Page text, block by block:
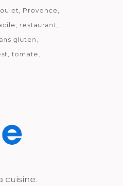
Provence
restaurant
gluten
tomate
cuisine.